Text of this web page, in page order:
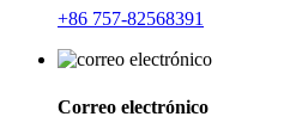
+86 757-82568391
Correo electrónico